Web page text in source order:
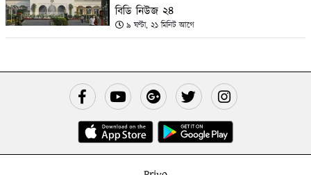
বিডি নিউজ ২৪
৯ ঘণ্টা, ২১ মিনিট আগে